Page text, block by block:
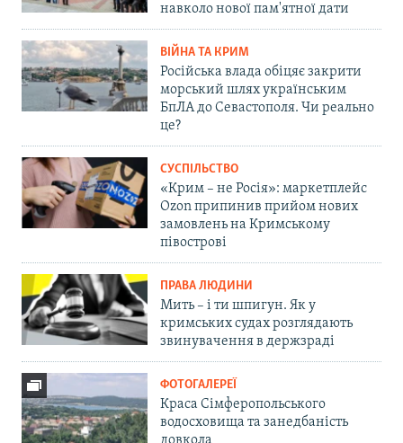
навколо нової пам'ятної дати
ВІЙНА ТА КРИМ
Російська влада обіцяє закрити
морський шлях українським
БпЛА до Севастополя. Чи реально
це?
СУСПІЛЬСТВО
«Крим – не Росія»: маркетплейс
Ozon припинив прийом нових
замовлень на Кримському
півострові
ПРАВА ЛЮДИНИ
Мить – і ти шпигун. Як у
кримських судах розглядають
звинувачення в держзраді
ФОТОГАЛЕРЕЇ
Краса Сімферопольського
водосховища та занедбаність